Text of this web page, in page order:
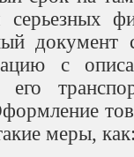
серьезных
документ
с
меры,